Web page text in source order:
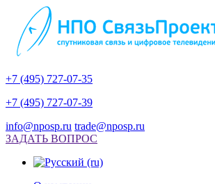
+7 (495) 727-07-35
+7 (495) 727-07-39
info@nposp.ru trade@nposp.ru
ЗАДАТЬ ВОПРОС